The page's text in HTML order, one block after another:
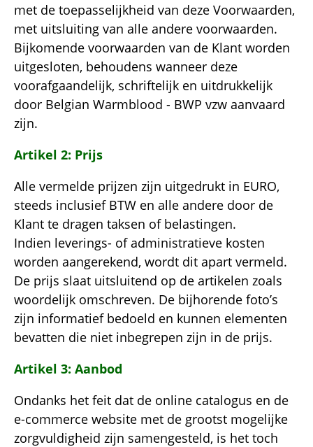
met de toepasselijkheid van deze Voorwaarden,
met uitsluiting van alle andere voorwaarden.
Bijkomende voorwaarden van de Klant worden
uitgesloten, behoudens wanneer deze
voorafgaandelijk, schriftelijk en uitdrukkelijk
door Belgian Warmblood - BWP vzw aanvaard
zijn.
Artikel 2: Prijs
Alle vermelde prijzen zijn uitgedrukt in EURO,
steeds inclusief BTW en alle andere door de
Klant te dragen taksen of belastingen.
Indien leverings- of administratieve kosten
worden aangerekend, wordt dit apart vermeld.
De prijs slaat uitsluitend op de artikelen zoals
woordelijk omschreven. De bijhorende foto’s
zijn informatief bedoeld en kunnen elementen
bevatten die niet inbegrepen zijn in de prijs.
Artikel 3: Aanbod
Ondanks het feit dat de online catalogus en de
e-commerce website met de grootst mogelijke
zorgvuldigheid zijn samengesteld, is het toch